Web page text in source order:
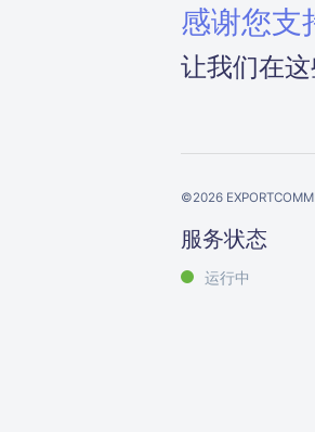
感谢您支
让我们在这
©2026
服务状态
运行中